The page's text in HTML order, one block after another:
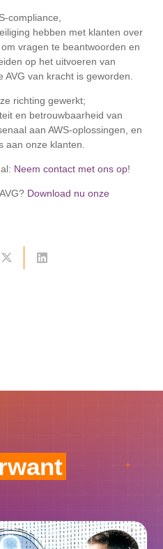
compliance,
hebben met klanten over
vragen te beantwoorden en
op het uitvoeren van
van kracht is geworden.
richting gewerkt;
en betrouwbaarheid van
aan AWS-oplossingen, en
aan onze klanten.
Neem contact met ons op!
Download nu onze